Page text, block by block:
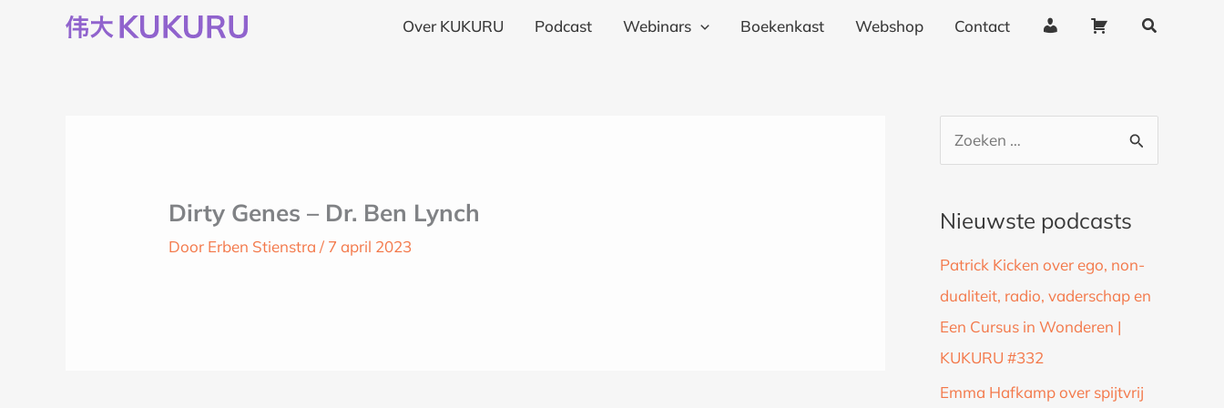
Over KUKURU Podcast Webinars Boekenkast Webshop Contact
e
v
e
W
g
Zoeken
Dirty Genes – Dr. Ben Lynch
Door Erben Stienstra/ 7 april 2023
n
a
a
r
:
Nieuwste podcasts
Patrick Kicken over ego, non-
dualiteit, radio, vaderschap en
Een Cursus in Wonderen |
KUKURU #332
Emma Hafkamp over spijtvrij